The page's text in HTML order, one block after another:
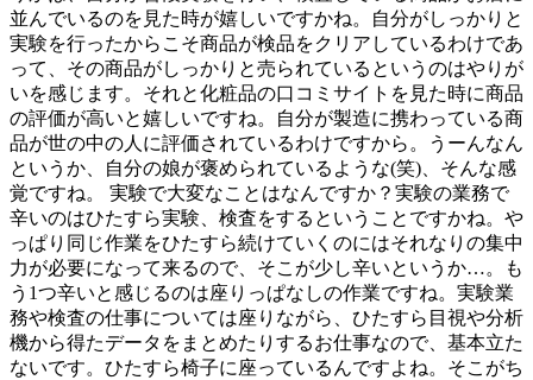
並んでいるのを見た時が嬉しいですかね。自分がしっかりと
実験を行ったからこそ商品が検品をクリアしているわけであ
って、その商品がしっかりと売られているというのはやりが
いを感じます。それと化粧品の口コミサイトを見た時に商品
の評価が高いと嬉しいですね。自分が製造に携わっている商
品が世の中の人に評価されているわけですから。うーんなん
というか、自分の娘が褒められているような(笑)、そんな感
覚ですね。 実験で大変なことはなんですか？実験の業務で
辛いのはひたすら実験、検査をするということですかね。や
っぱり同じ作業をひたすら続けていくのにはそれなりの集中
力が必要になって来るので、そこが少し辛いというか…。も
う1つ辛いと感じるのは座りっぱなしの作業ですね。実験業
務や検査の仕事については座りながら、ひたすら目視や分析
機から得たデータをまとめたりするお仕事なので、基本立た
ないです。ひたすら椅子に座っているんですよね。そこがち